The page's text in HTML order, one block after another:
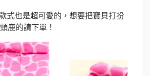
式也是超可愛的，想要把寶貝打扮
鹿的請下單！